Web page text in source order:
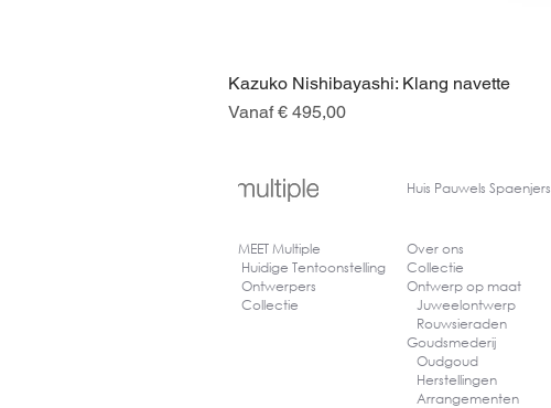
Kazuko Nishibayashi: Klang navette
Vanaf€ 495,00
Verkoopprijs
Huis Pauwels Spaenjers
MEET Multiple
Huidige Tentoonstelling
Ontwerpers
Collectie
Over ons
Collectie
Ontwerp op maat
Juweelontwerp
Rouwsieraden
Goudsmederij
Oudgoud
Herstellingen
Arrangementen